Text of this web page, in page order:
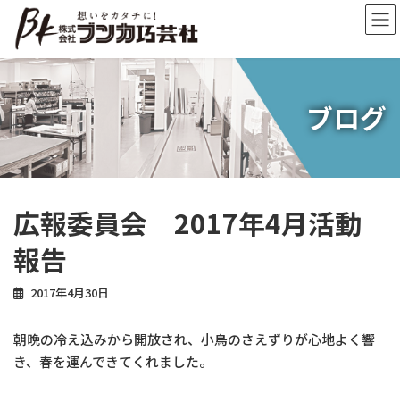
ン
ツ
へ
ス
キ
ッ
プ
ー
シ
ョ
ン
に
移
動
ブログ
広報委員会 2017年4月活動
報告
2017年4月30日
朝晩の冷え込みから開放され、小鳥のさえずりが心地よく響
き、春を運んできてくれました。